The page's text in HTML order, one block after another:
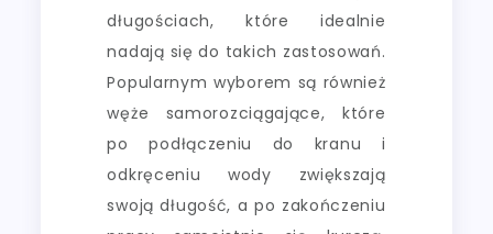
długościach, które idealnie
nadają się do takich zastosowań.
Popularnym wyborem są również
węże samorozciągające, które
po podłączeniu do kranu i
odkręceniu wody zwiększają
swoją długość, a po zakończeniu